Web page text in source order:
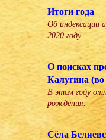
Итоги года
Об индексации
2020 году
О поисках
Калугина (во
В этом году
рождения.
Сёла